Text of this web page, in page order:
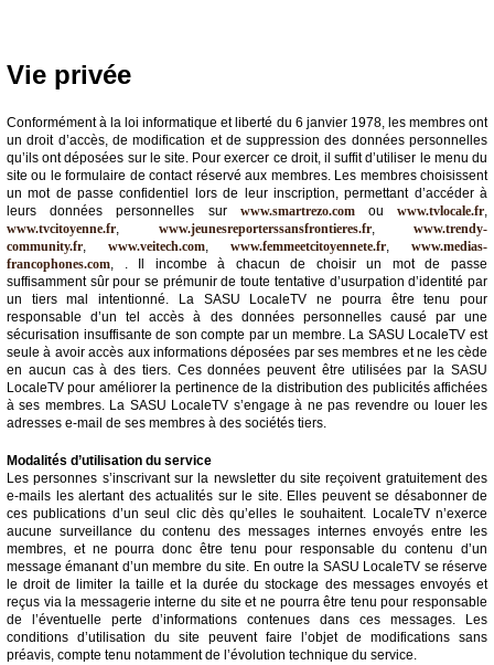
Vie privée
Conformément à la loi informatique et liberté du 6 janvier 1978, les membres ont
un droit d’accès, de modification et de suppression des données personnelles
qu’ils ont déposées sur le site. Pour exercer ce droit, il suffit d’utiliser le menu du
site ou le formulaire de contact réservé aux membres. Les membres choisissent
un mot de passe confidentiel lors de leur inscription, permettant d’accéder à
leurs données personnelles sur www.smartrezo.comouwww.tvlocale.fr
www.tvcitoyenne.fr
www.jeunesreporterssansfrontieres.fr, www.trendy-
community.fr
www.veitech.com www.femmeetcitoyennete.fr
www.medias-
francophones.com , . Il incombe à chacun de choisir un mot de passe
suffisamment sûr pour se prémunir de toute tentative d’usurpation d’identité par
un tiers mal intentionné. La SASU LocaleTV ne pourra être tenu pour
responsable d’un tel accès à des données personnelles causé par une
sécurisation insuffisante de son compte par un membre. La SASU LocaleTV est
seule à avoir accès aux informations déposées par ses membres et ne les cède
en aucun cas à des tiers. Ces données peuvent être utilisées par la SASU
LocaleTV pour améliorer la pertinence de la distribution des publicités affichées
à ses membres. La SASU LocaleTV s’engage à ne pas revendre ou louer les
adresses e-mail de ses membres à des sociétés tiers.
Modalités d’utilisation du service
Les personnes s’inscrivant sur la newsletter du site reçoivent gratuitement des
e-mails les alertant des actualités sur le site. Elles peuvent se désabonner de
ces publications d’un seul clic dès qu’elles le souhaitent. LocaleTV n’exerce
aucune surveillance du contenu des messages internes envoyés entre les
membres, et ne pourra donc être tenu pour responsable du contenu d’un
message émanant d’un membre du site. En outre la SASU LocaleTV se réserve
le droit de limiter la taille et la durée du stockage des messages envoyés et
reçus via la messagerie interne du site et ne pourra être tenu pour responsable
de l’éventuelle perte d’informations contenues dans ces messages. Les
conditions d’utilisation du site peuvent faire l’objet de modifications sans
préavis, compte tenu notamment de l’évolution technique du service.